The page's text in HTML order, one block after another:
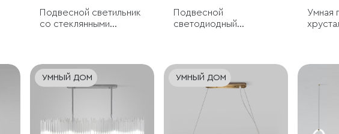
Подвесной светильник
со стеклянными
Подвесной
светодиодный
Умная
УМНЫЙ ДОМ УМНЫЙ ДОМ